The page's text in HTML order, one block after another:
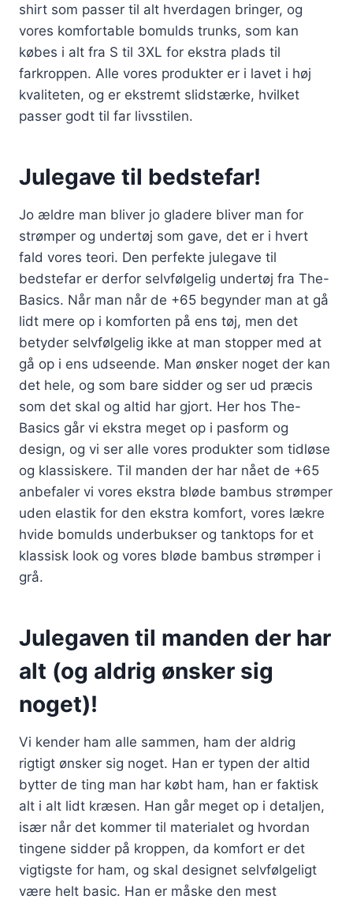
shirt som passer til alt hverdagen bringer, og
vores komfortable bomulds trunks, som kan
købes i alt fra S til 3XL for ekstra plads til
farkroppen. Alle vores produkter er i lavet i høj
kvaliteten, og er ekstremt slidstærke, hvilket
passer godt til far livsstilen.
Julegave til bedstefar!
Jo ældre man bliver jo gladere bliver man for
strømper og undertøj som gave, det er i hvert
fald vores teori. Den perfekte julegave til
bedstefar er derfor selvfølgelig undertøj fra The-
Basics. Når man når de +65 begynder man at gå
lidt mere op i komforten på ens tøj, men det
betyder selvfølgelig ikke at man stopper med at
gå op i ens udseende. Man ønsker noget der kan
det hele, og som bare sidder og ser ud præcis
som det skal og altid har gjort. Her hos The-
Basics går vi ekstra meget op i pasform og
design, og vi ser alle vores produkter som tidløse
og klassiskere. Til manden der har nået de +65
anbefaler vi vores ekstra bløde bambus strømper
uden elastik for den ekstra komfort, vores lækre
hvide bomulds underbukser og tanktops for et
klassisk look og vores bløde bambus strømper i
grå.
Julegaven til manden der har
alt (og aldrig ønsker sig
noget)!
Vi kender ham alle sammen, ham der aldrig
rigtigt ønsker sig noget. Han er typen der altid
bytter de ting man har købt ham, han er faktisk
alt i alt lidt kræsen. Han går meget op i detaljen,
især når det kommer til materialet og hvordan
tingene sidder på kroppen, da komfort er det
vigtigste for ham, og skal designet selvfølgeligt
være helt basic. Han er måske den mest